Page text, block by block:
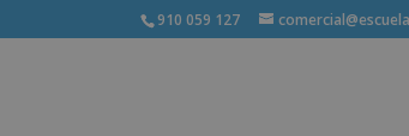
910 059 127